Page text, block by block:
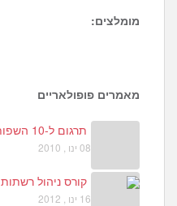
מומלצים:
4
מאמרים פופולאריים
תרגום ל-10 השפות המדוברות בעולם
08 ינו , 2010
קורס ניהול רשתות
16 ינו , 2012